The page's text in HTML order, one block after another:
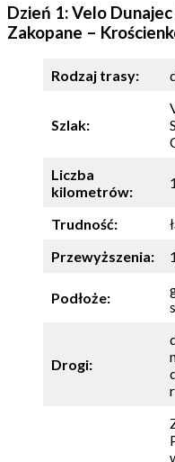
Dzień 1: Velo
Zakopane –
Rodzaj trasy:
Szlak:
Liczba
kilometrów:
Trudność:
Przewyższenia:
Podłoże:
Drogi: